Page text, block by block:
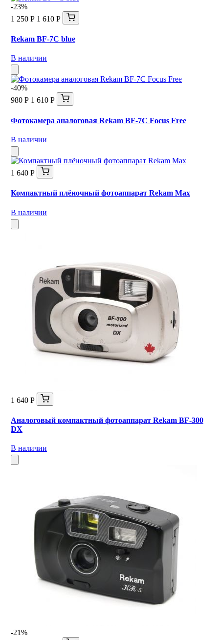
-23%
1 250 Р 1 610 Р
Rekam BF-7C blue
В наличии
-40%
980 Р 1 610 Р
Фотокамера аналоговая Rekam BF-7C Focus Free
В наличии
1 640 Р
Компактный плёночный фотоаппарат Rekam Max
В наличии
1 640 Р
Аналоговый компактный фотоаппарат Rekam BF-300
DX
В наличии
-21%